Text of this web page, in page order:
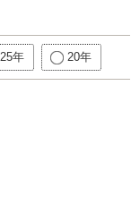
25年 20年